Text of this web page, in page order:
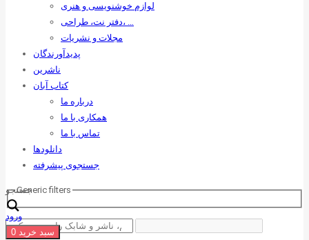
لوازم خوشنویسی و هنری
دفتر نت، طراحی، …
مجلات و نشریات
پدیدآورندگان
ناشرین
کتاب آبان
درباره ما
همکاری با ما
تماس با ما
دانلودها
جستجوی پیشرفته
جستجو
Generic filters
ورود
سبد خرید 0